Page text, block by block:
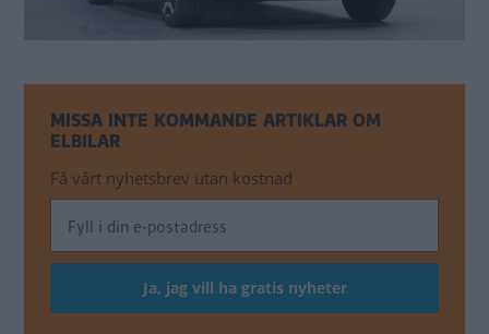
MISSA INTE KOMMANDE ARTIKLAR OM
ELBILAR
Få vårt nyhetsbrev utan kostnad